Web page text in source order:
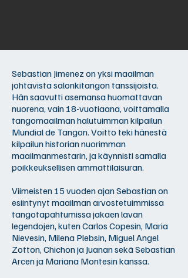
Sebastian Jimenez on yksi maailman
johtavista salonkitangon tanssijoista.
Hän saavutti asemansa huomattavan
nuorena, vain 18-vuotiaana, voittamalla
tangomaailman halutuimman kilpailun
Mundial de Tangon. Voitto teki hänestä
kilpailun historian nuorimman
maailmanmestarin, ja käynnisti samalla
poikkeuksellisen ammattilaisuran.
Viimeisten 15 vuoden ajan Sebastian on
esiintynyt maailman arvostetuimmissa
tangotapahtumissa jakaen lavan
legendojen, kuten Carlos Copesin, Maria
Nievesin, Milena Plebsin, Miguel Angel
Zotton, Chichon ja Juanan sekä Sebastian
Arcen ja Mariana Montesin kanssa.